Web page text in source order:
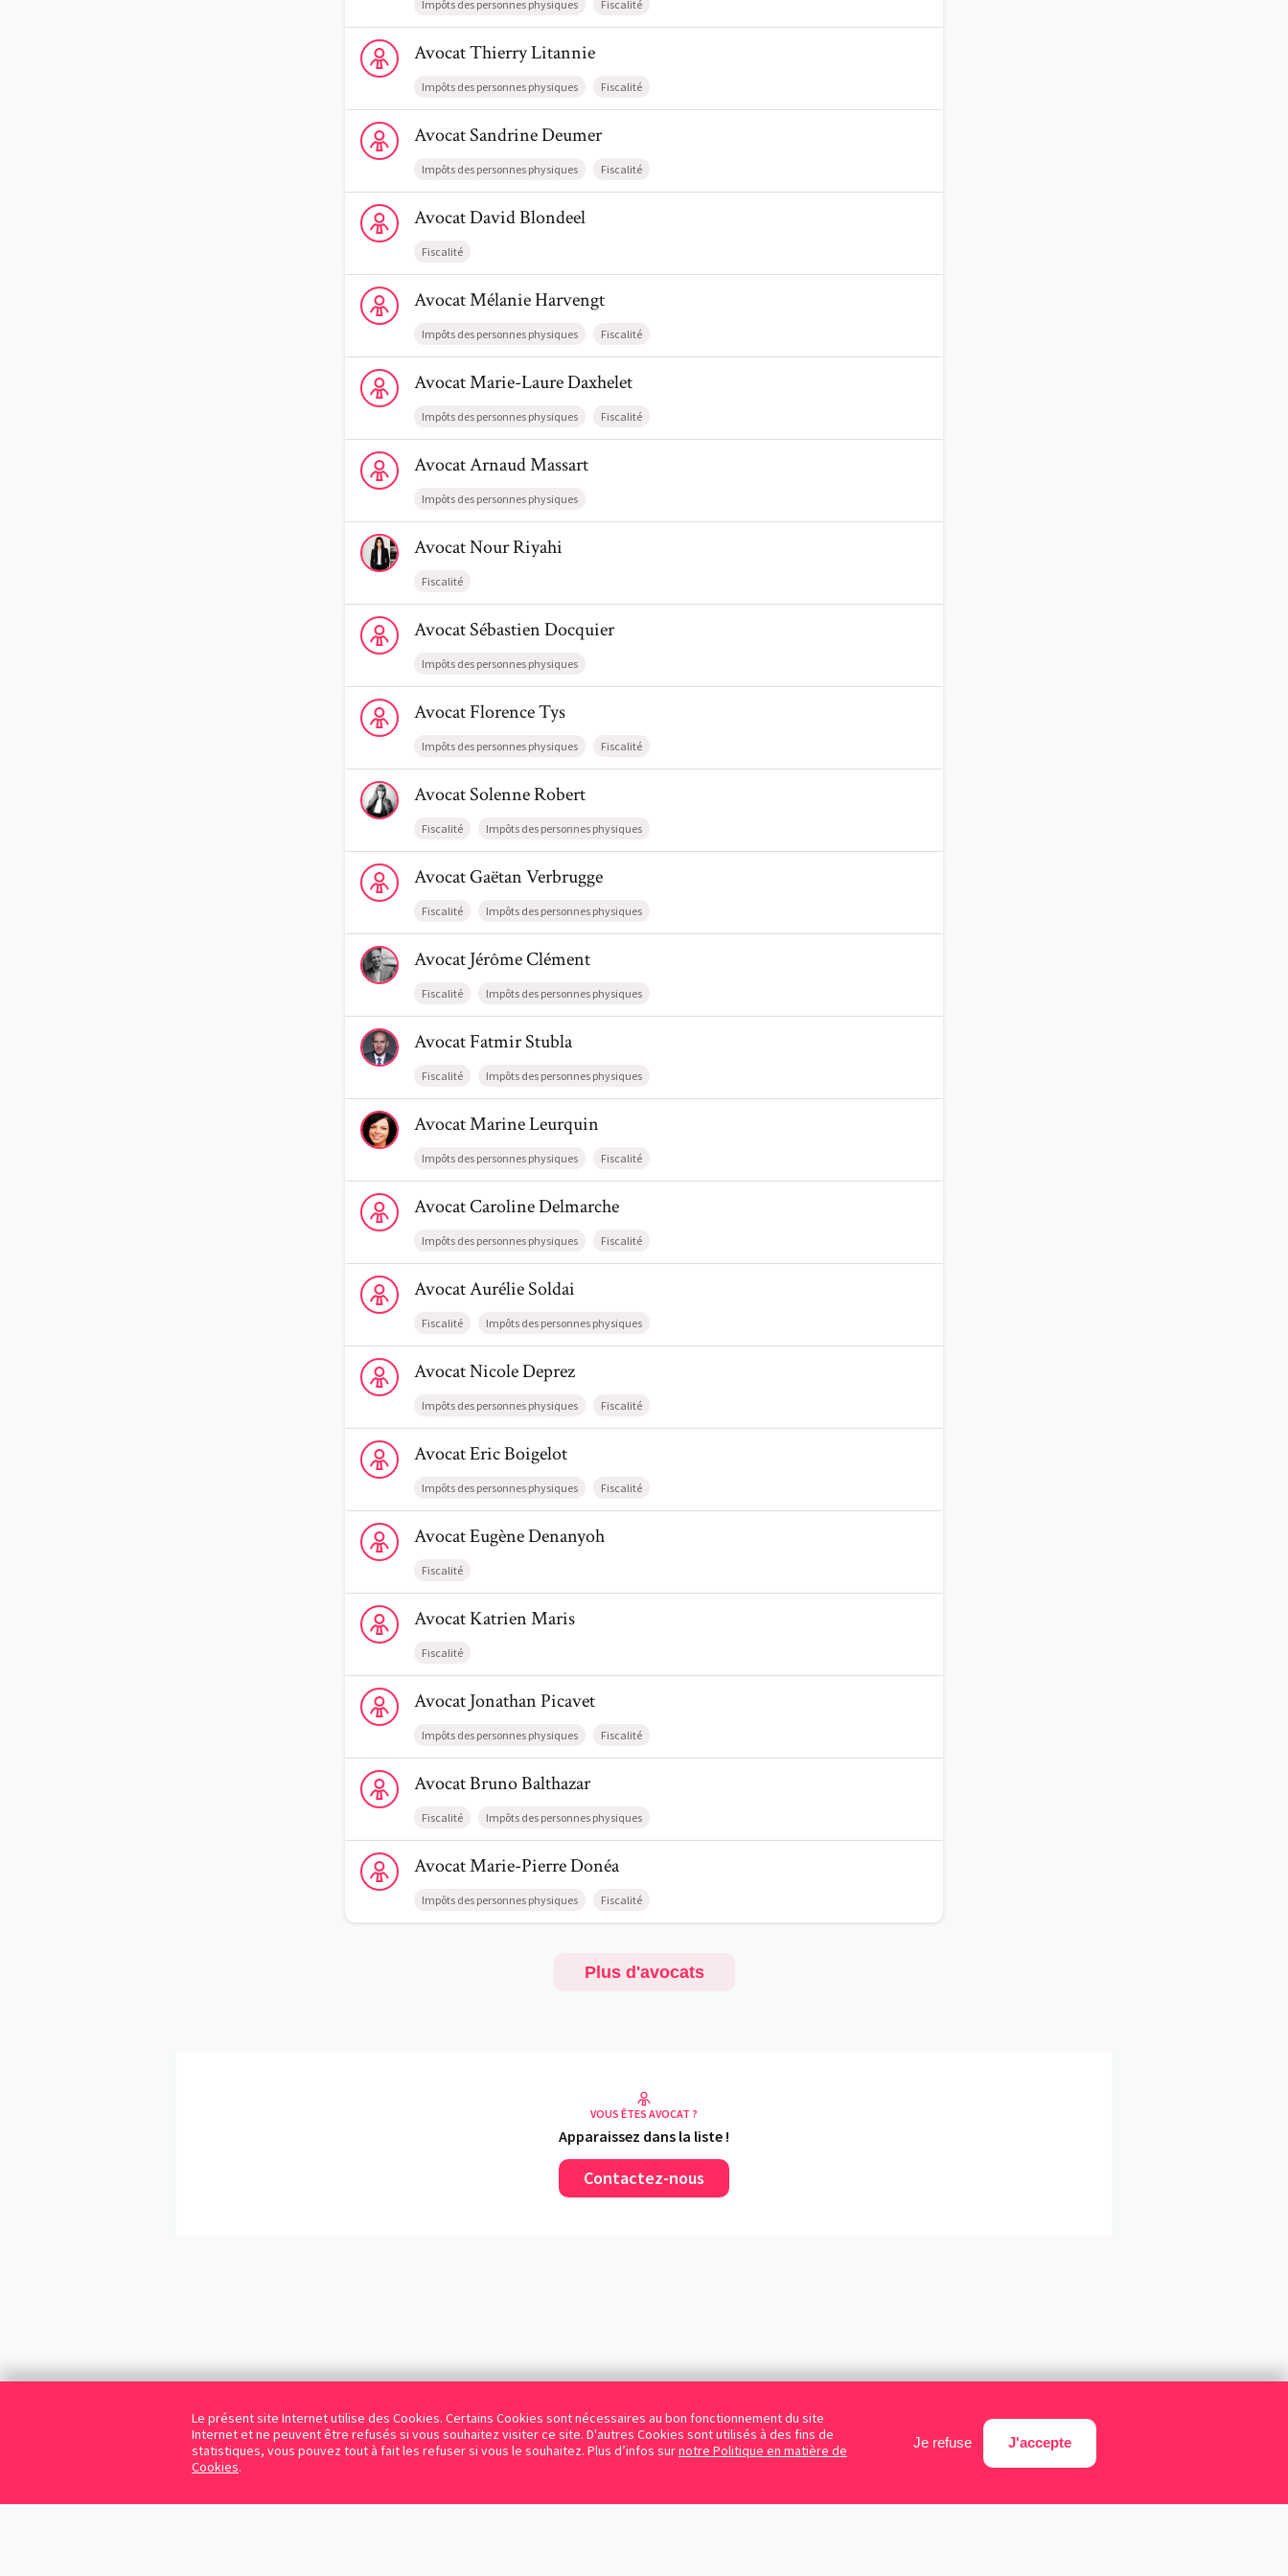
Le présent site Internet utilise des Cookies. Certains Cookies sont nécessaires au bon fonctionnement du site
Internet et ne peuvent être refusés si vous souhaitez visiter ce site. D'autres Cookies sont utilisés à des fins de
statistiques, vous pouvez tout à fait les refuser si vous le souhaitez. Plus d’infos surnotre Politique en matière de
Cookies.
Je refuse J'accepte
Impôts des personnes physiques Fiscalité
Voir le profil de AvocatThierry Litannie
AvocatThierryLitannie
Impôts des personnes physiques Fiscalité
Voir le profil de AvocatSandrine Deumer
AvocatSandrineDeumer
Impôts des personnes physiques Fiscalité
Voir le profil de AvocatDavid Blondeel
AvocatDavidBlondeel
Fiscalité
Voir le profil de AvocatMélanie Harvengt
AvocatMélanieHarvengt
Impôts des personnes physiques Fiscalité
Voir le profil de AvocatMarie-Laure Daxhelet
AvocatMarie-LaureDaxhelet
Impôts des personnes physiques Fiscalité
Voir le profil de AvocatArnaud Massart
AvocatArnaudMassart
Impôts des personnes physiques
Voir le profil de AvocatNour Riyahi
AvocatNourRiyahi
Fiscalité
Voir le profil de AvocatSébastien Docquier
AvocatSébastienDocquier
Impôts des personnes physiques
Voir le profil de AvocatFlorence Tys
AvocatFlorenceTys
Impôts des personnes physiques Fiscalité
Voir le profil de AvocatSolenne Robert
AvocatSolenneRobert
Fiscalité Impôts des personnes physiques
Voir le profil de AvocatGaëtan Verbrugge
AvocatGaëtanVerbrugge
Fiscalité Impôts des personnes physiques
Voir le profil de AvocatJérôme Clément
AvocatJérômeClément
Fiscalité Impôts des personnes physiques
Voir le profil de AvocatFatmir Stubla
AvocatFatmirStubla
Fiscalité Impôts des personnes physiques
Voir le profil de AvocatMarine Leurquin
AvocatMarineLeurquin
Impôts des personnes physiques Fiscalité
Voir le profil de AvocatCaroline Delmarche
AvocatCarolineDelmarche
Impôts des personnes physiques Fiscalité
Voir le profil de AvocatAurélie Soldai
AvocatAurélieSoldai
Fiscalité Impôts des personnes physiques
Voir le profil de AvocatNicole Deprez
AvocatNicoleDeprez
Impôts des personnes physiques Fiscalité
Voir le profil de AvocatEric Boigelot
AvocatEricBoigelot
Impôts des personnes physiques Fiscalité
Voir le profil de AvocatEugène Denanyoh
AvocatEugèneDenanyoh
Fiscalité
Voir le profil de AvocatKatrien Maris
AvocatKatrienMaris
Fiscalité
Voir le profil de AvocatJonathan Picavet
AvocatJonathanPicavet
Impôts des personnes physiques Fiscalité
Voir le profil de AvocatBruno Balthazar
AvocatBrunoBalthazar
Fiscalité Impôts des personnes physiques
Voir le profil de AvocatMarie-Pierre Donéa
AvocatMarie-PierreDonéa
Impôts des personnes physiques Fiscalité
Plus d'avocats
VOUS ÊTES AVOCAT ?
Apparaissez dans la liste !
Contactez-nous